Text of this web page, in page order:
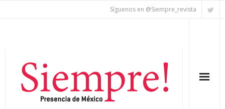
Síguenos en @Siempre_revista